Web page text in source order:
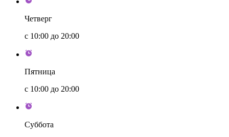
Четверг
с 10:00 до 20:00
Пятница
с 10:00 до 20:00
Суббота